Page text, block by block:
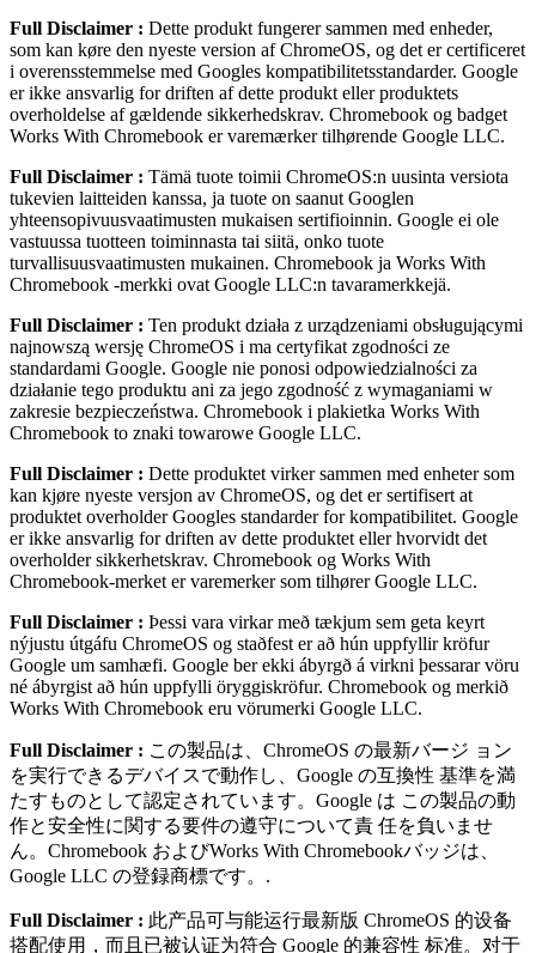
Full Disclaimer : Dette produkt fungerer sammen med enheder,
som kan køre den nyeste version af ChromeOS, og det er certificeret
i overensstemmelse med Googles kompatibilitetsstandarder. Google
er ikke ansvarlig for driften af dette produkt eller produktets
overholdelse af gældende sikkerhedskrav. Chromebook og badget
Works With Chromebook er varemærker tilhørende Google LLC.
Full Disclaimer : Tämä tuote toimii ChromeOS:n uusinta versiota
tukevien laitteiden kanssa, ja tuote on saanut Googlen
yhteensopivuusvaatimusten mukaisen sertifioinnin. Google ei ole
vastuussa tuotteen toiminnasta tai siitä, onko tuote
turvallisuusvaatimusten mukainen. Chromebook ja Works With
Chromebook ‑merkki ovat Google LLC:n tavaramerkkejä.
Full Disclaimer : Ten produkt działa z urządzeniami obsługującymi
najnowszą wersję ChromeOS i ma certyfikat zgodności ze
standardami Google. Google nie ponosi odpowiedzialności za
działanie tego produktu ani za jego zgodność z wymaganiami w
zakresie bezpieczeństwa. Chromebook i plakietka Works With
Chromebook to znaki towarowe Google LLC.
Full Disclaimer : Dette produktet virker sammen med enheter som
kan kjøre nyeste versjon av ChromeOS, og det er sertifisert at
produktet overholder Googles standarder for kompatibilitet. Google
er ikke ansvarlig for driften av dette produktet eller hvorvidt det
overholder sikkerhetskrav. Chromebook og Works With
Chromebook-merket er varemerker som tilhører Google LLC.
Full Disclaimer : Þessi vara virkar með tækjum sem geta keyrt
nýjustu útgáfu ChromeOS og staðfest er að hún uppfyllir kröfur
Google um samhæfi. Google ber ekki ábyrgð á virkni þessarar vöru
né ábyrgist að hún uppfylli öryggiskröfur. Chromebook og merkið
Works With Chromebook eru vörumerki Google LLC.
Full Disclaimer : この製品は、ChromeOS の最新バージ ョン
を実⾏できるデバイスで動作し、Google の互換性 基準を満
たすものとして認定されています。Google は この製品の動
作と安全性に関する要件の遵守について責 任を負いませ
ん。Chromebook およびWorks With Chromebookバッジは、
Google LLC の登録商標です。.
Full Disclaimer : 此产品可与能运⾏最新版 ChromeOS 的设备
搭配使⽤，⽽且已被认证为符合 Google 的兼容性 标准。对于